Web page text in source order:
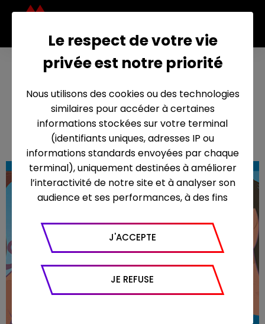
L’âge
des
ténèb
res 22 septembre 2007
Le respect de votre vie
privée est notre priorité
Nous utilisons des cookies ou des technologies
similaires pour accéder à certaines
informations stockées sur votre terminal
(identifiants uniques, adresses IP ou
informations standards envoyées par chaque
terminal), uniquement destinées à améliorer
l’interactivité de notre site et à analyser son
audience et ses performances, à des fins
Google Analytics pour générer des rapports
sur le trafic (nombre de visites, temps passé
sur le site, nombre de pages vues en moyenne,
appareil et navigateur utilisé, emplacement
géographique), l’origine du trafic et la
J'ACCEPTE
JE REFUSE